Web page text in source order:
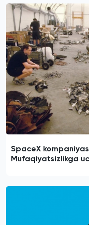
SpaceX
Mufaqiyatsizlikga